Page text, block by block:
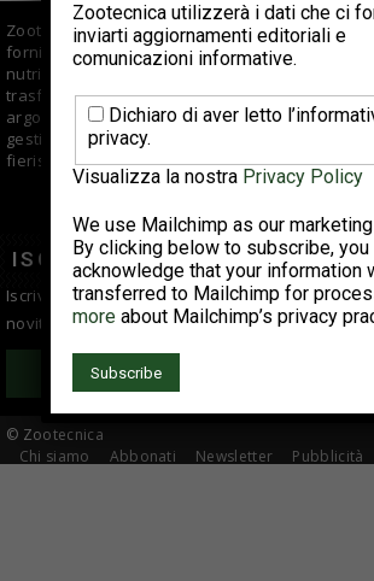
Zootecnica.it è il sito specializzato sul settore
fornisce informazioni di qualità per aziende di
nutrizionisti, veterinari, allevatori e centri di
trasformazione. Offre approfondimenti e
argomenti fra cui tendenze di mercato, buone
gestione e suggerimenti tecnici; si occupa anche
fieristici, reportage e interviste ad aziende del
ISCRIVITI ALLA
Iscriviti alla newsletter per essere sempre
novità del settore avicolo!
© Zootecnica
Chi siamo
Abbonati Newsletter Pubblicità
Zootecnica utilizzerà i dati che ci
inviarti aggiornamenti editoriali e
comunicazioni informative.
Dichiaro di aver letto
privacy.
Visualizza la nostra Privacy Policy
We use Mailchimp as our
By clicking below to subscribe, you
acknowledge that your information
transferred to Mailchimp for
more about Mailchimp’s privacy